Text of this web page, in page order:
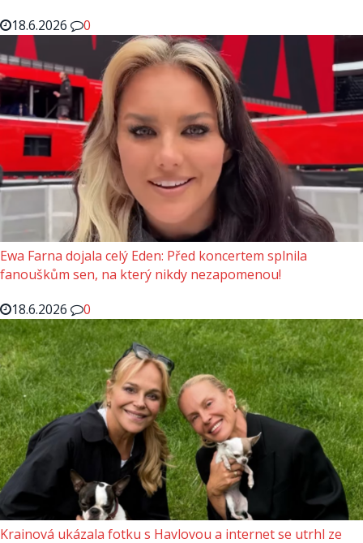
18.6.2026
0
Ewa Farna dojala celý Eden: Před koncertem splnila
fanouškům sen, na který nikdy nezapomenou!
18.6.2026
0
Krainová ukázala fotku s Havlovou a internet se utrhl ze